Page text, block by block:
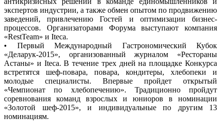
экспертов индустрии, а также обмен опытом по продвижению
заведений, привлечению Гостей и оптимизации бизнес-
процессов. Организаторами Форума выступают компания
«RestTeam» и Iteca.
• Первый Международный Гастрономический Кубок
«Деларук-2015», организованный журналом «Рестораны
Астаны» и Iteca. В течение трех дней на площадке Конкурса
встретятся шеф-повара, повара, кондитеры, хлебопеки и
молодые специалисты. Впервые пройдет открытый
«Чемпионат по хлебопечению». Традиционно пройдут
соревнования команд взрослых и юниоров в номинации
«Золотой шеф-2015», и индивидуальные по другим 13
номинациям.